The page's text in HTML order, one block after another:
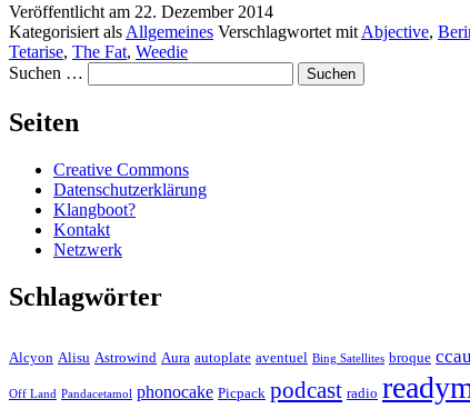
Veröffentlicht am 22. Dezember 2014
Kategorisiert als Allgemeines Verschlagwortet mit Abjective,
Tetarise, The Fat, Weedie
Suchen …
Seiten
Creative Commons
Datenschutzerklärung
Klangboot?
Kontakt
Netzwerk
Schlagwörter
Alcyon Alisu Astrowind Aura autoplate aventuel Bing Satellites broque
Off Land Pandacetamol phonocake Picpack podcast radio